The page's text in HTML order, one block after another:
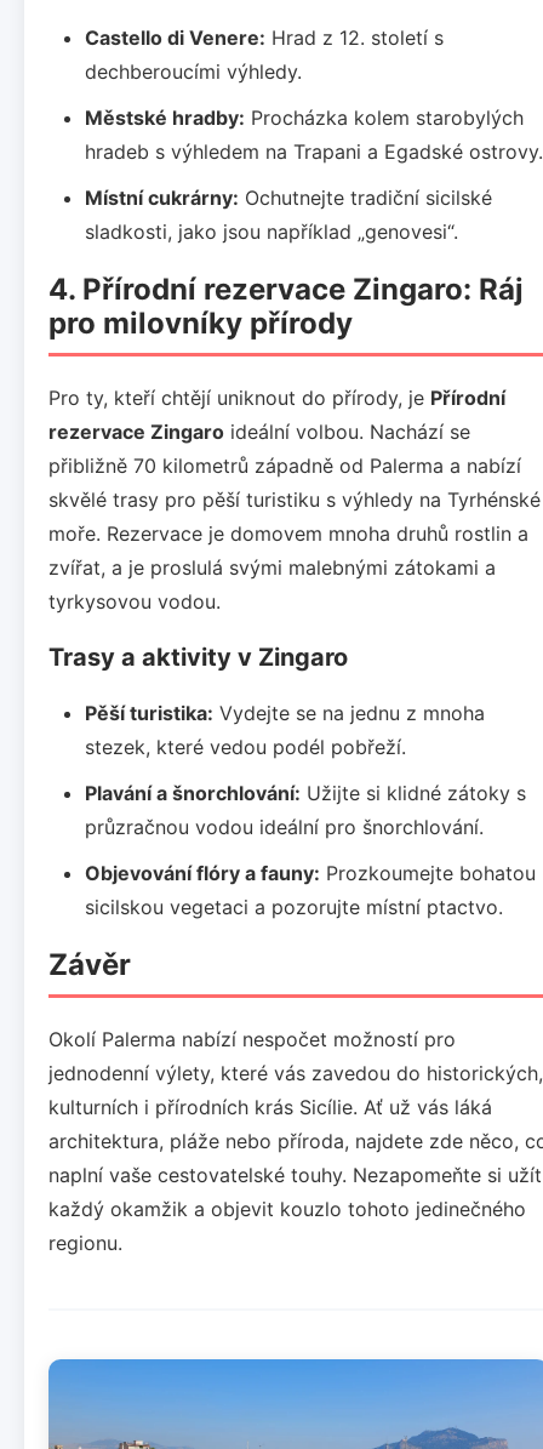
Castello di Venere: Hrad z 12. století s
dechberoucími výhledy.
Městské hradby: Procházka kolem starobylých
hradeb s výhledem na Trapani a Egadské ostrovy.
Místní cukrárny: Ochutnejte tradiční sicilské
sladkosti, jako jsou například „genovesi“.
4. Přírodní rezervace Zingaro: Ráj
pro milovníky přírody
Pro ty, kteří chtějí uniknout do přírody, je Přírodní
rezervace Zingaro ideální volbou. Nachází se
přibližně 70 kilometrů západně od Palerma a nabízí
skvělé trasy pro pěší turistiku s výhledy na Tyrhénské
moře. Rezervace je domovem mnoha druhů rostlin a
zvířat, a je proslulá svými malebnými zátokami a
tyrkysovou vodou.
Trasy a aktivity v Zingaro
Pěší turistika: Vydejte se na jednu z mnoha
stezek, které vedou podél pobřeží.
Plavání a šnorchlování: Užijte si klidné zátoky s
průzračnou vodou ideální pro šnorchlování.
Objevování flóry a fauny: Prozkoumejte bohatou
sicilskou vegetaci a pozorujte místní ptactvo.
Závěr
Okolí Palerma nabízí nespočet možností pro
jednodenní výlety, které vás zavedou do historických,
kulturních i přírodních krás Sicílie. Ať už vás láká
architektura, pláže nebo příroda, najdete zde něco,
naplní vaše cestovatelské touhy. Nezapomeňte si užít
každý okamžik a objevit kouzlo tohoto jedinečného
regionu.